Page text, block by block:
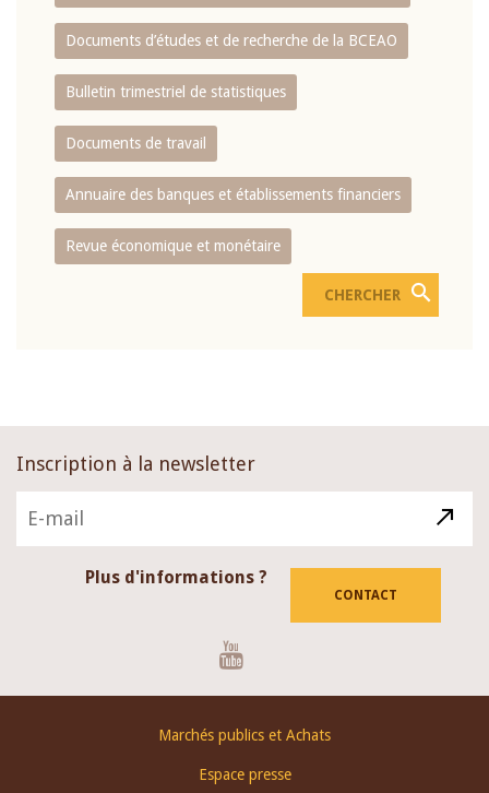
Documents d’études et de recherche de la BCEAO
Bulletin trimestriel de statistiques
Documents de travail
Annuaire des banques et établissements financiers
Revue économique et monétaire
Inscription à la newsletter
Plus d'informations ?
CONTACT
Marchés publics et Achats
Espace presse